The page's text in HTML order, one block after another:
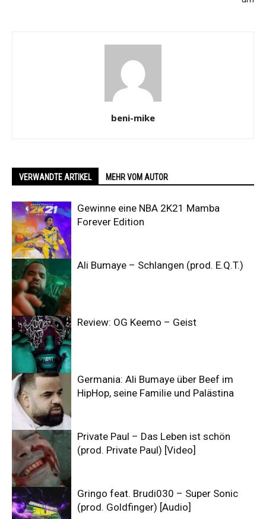
beni-mike
VERWANDTE ARTIKEL MEHR VOM AUTOR
Gewinne eine NBA 2K21 Mamba
Forever Edition
Ali Bumaye – Schlangen (prod. E.Q.T.)
Review: OG Keemo – Geist
Germania: Ali Bumaye über Beef im
HipHop, seine Familie und Palästina
Private Paul – Das Leben ist schön
(prod. Private Paul) [Video]
Gringo feat. Brudi030 – Super Sonic
(prod. Goldfinger) [Audio]